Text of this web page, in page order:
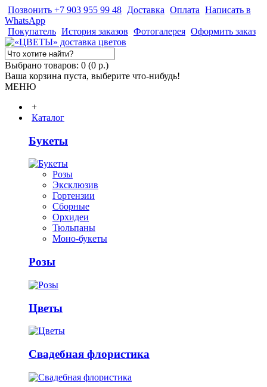
Позвонить +7 903 955 99 48 Доставка Оплата Написать в
WhatsApp
Покупатель История заказов Фотогалерея Оформить заказ
Выбрано товаров: 0 (0 р.)
Ваша корзина пуста, выберите что-нибудь!
МЕНЮ
+
Каталог
Букеты
Розы
Эксклюзив
Гортензии
Сборные
Орхидеи
Тюльпаны
Моно-букеты
Розы
Цветы
Свадебная флористика